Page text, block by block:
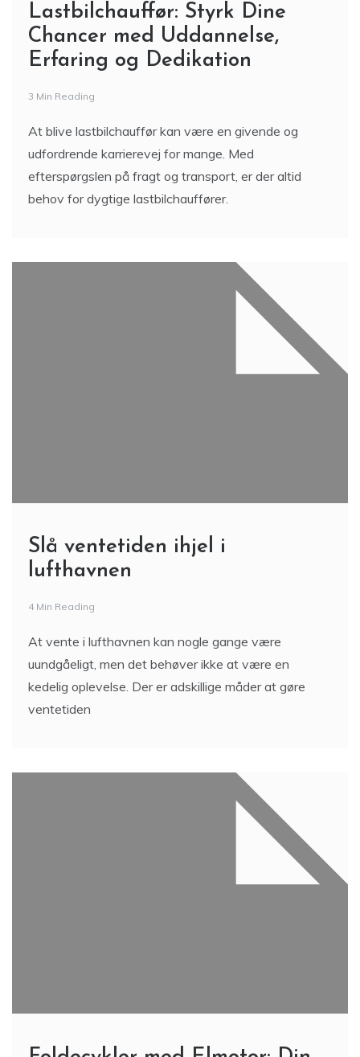
Lastbilchauffør: Styrk Dine
Chancer med Uddannelse,
Erfaring og Dedikation
3 Min Reading
At blive lastbilchauffør kan være en givende og
udfordrende karrierevej for mange. Med
efterspørgslen på fragt og transport, er der altid
behov for dygtige lastbilchauffører.
Slå ventetiden ihjel i
lufthavnen
4 Min Reading
At vente i lufthavnen kan nogle gange være
uundgåeligt, men det behøver ikke at være en
kedelig oplevelse. Der er adskillige måder at gøre
ventetiden